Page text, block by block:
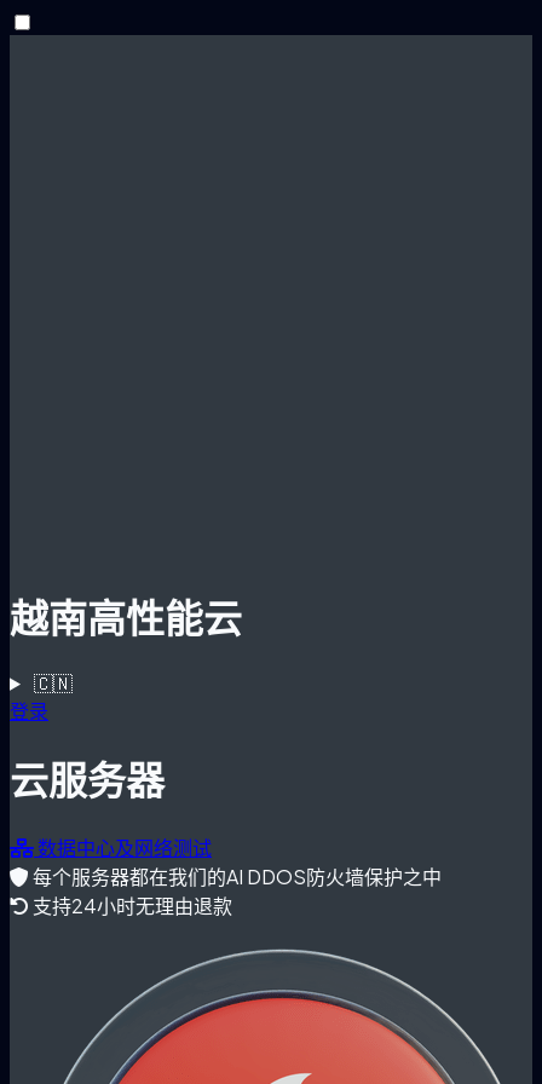
越南高性能云
🇨🇳
登录
云服务器
数据中心及网络测试
每个服务器都在我们的AI DDOS防火墙保护之中
支持24小时无理由退款